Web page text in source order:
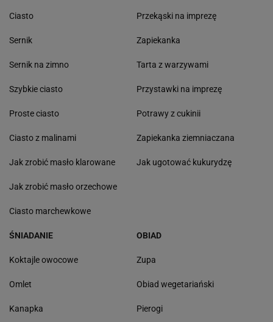
Ciasto
Sernik
Sernik na zimno
Szybkie ciasto
Proste ciasto
Ciasto z malinami
Jak zrobić masło klarowane
Jak zrobić masło orzechowe
Ciasto marchewkowe
Przekąski na imprezę
Zapiekanka
Tarta z warzywami
Przystawki na imprezę
Potrawy z cukinii
Zapiekanka ziemniaczana
Jak ugotować kukurydzę
ŚNIADANIE
Koktajle owocowe
Omlet
Kanapka
OBIAD
Zupa
Obiad wegetariański
Pierogi